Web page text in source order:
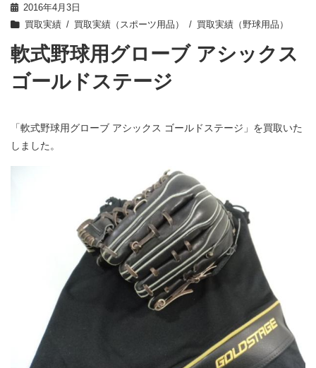
2016年4月3日
買取実績
買取実績（スポーツ用品） 買取実績（野球用品）
軟式野球用グローブ アシックス
ゴールドステージ
「軟式野球用グローブ アシックス ゴールドステージ」を買取いた
しました。